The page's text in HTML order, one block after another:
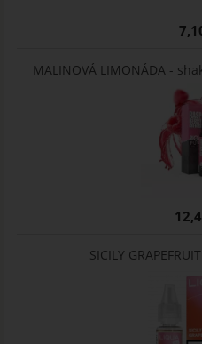
MALINOVÁ LIMONÁDA -
SICILY